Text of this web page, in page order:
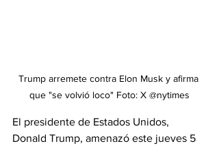
Trump arremete contra Elon Musk y afirma
que "se volvió loco" Foto: X @nytimes
El presidente de Estados Unidos,
Donald Trump, amenazó este jueves 5